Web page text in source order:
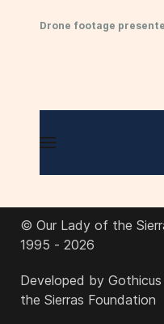
Drone footage
© Our Lady of the
1995 - 2026
Developed by
the Sierras Foundation